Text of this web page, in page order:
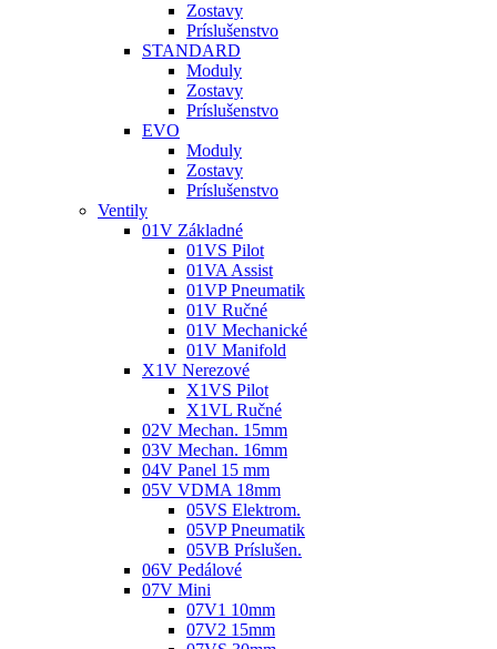
Zostavy
Príslušenstvo
STANDARD
Moduly
Zostavy
Príslušenstvo
EVO
Moduly
Zostavy
Príslušenstvo
Ventily
01V Základné
01VS Pilot
01VA Assist
01VP Pneumatik
01V Ručné
01V Mechanické
01V Manifold
X1V Nerezové
X1VS Pilot
X1VL Ručné
02V Mechan. 15mm
03V Mechan. 16mm
04V Panel 15 mm
05V VDMA 18mm
05VS Elektrom.
05VP Pneumatik
05VB Príslušen.
06V Pedálové
07V Mini
07V1 10mm
07V2 15mm